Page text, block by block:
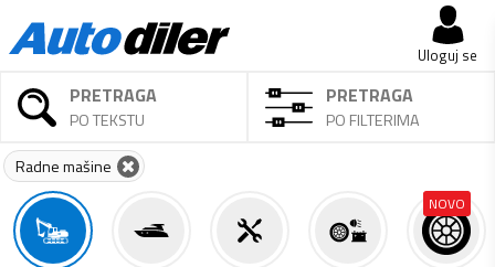
Uloguj se
PRETRAGA
PO TEKSTU
PRETRAGA
PO FILTERIMA
Radne mašine
NOVO